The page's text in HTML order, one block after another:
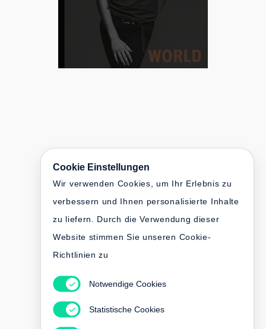
Cookie Einstellungen
Wir verwenden Cookies, um Ihr Erlebnis zu
verbessern und Ihnen personalisierte Inhalte
zu liefern. Durch die Verwendung dieser
Website stimmen Sie unseren Cookie-
Richtlinien zu
Notwendige Cookies
Statistische Cookies